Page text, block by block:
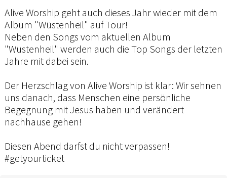
Alive Worship geht auch dieses Jahr wieder mit dem
Album "Wüstenheil" auf Tour!
Neben den Songs vom aktuellen Album
"Wüstenheil" werden auch die Top Songs der letzten
Jahre mit dabei sein.
Der Herzschlag von Alive Worship ist klar: Wir sehnen
uns danach, dass Menschen eine persönliche
Begegnung mit Jesus haben und verändert
nachhause gehen!
Diesen Abend darfst du nicht verpassen!
#getyourticket